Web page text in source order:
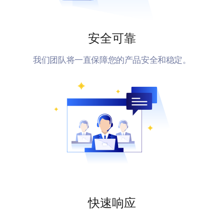
安全可靠
我们团队将一直保障您的产品安全和稳定。
快速响应